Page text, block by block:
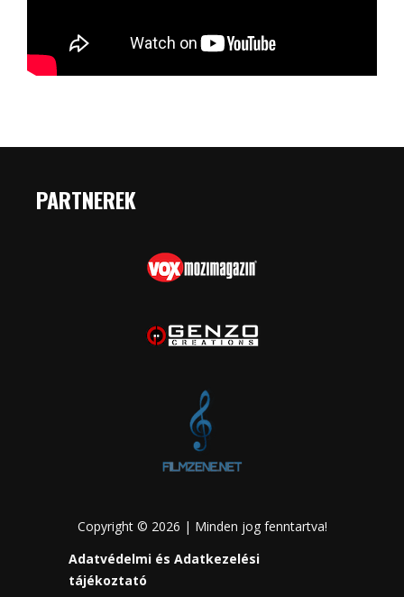
PARTNEREK
Copyright © 2026 | Minden jog fenntartva!
Adatvédelmi és Adatkezelési
tájékoztató